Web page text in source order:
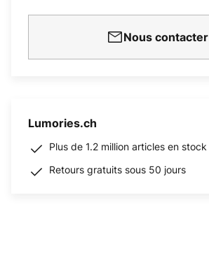
Nous contacter
Lumories.ch
Plus de 1.2 million articles en stock
Retours gratuits sous 50 jours